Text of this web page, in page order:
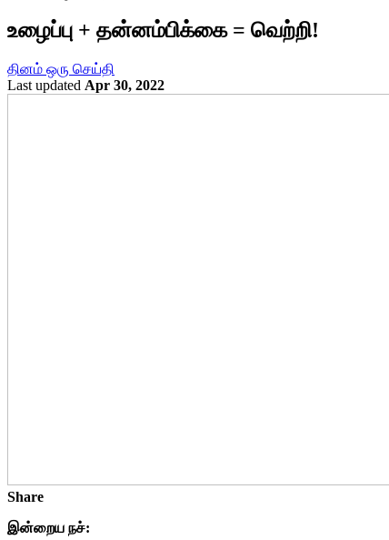
உழைப்பு + தன்னம்பிக்கை = வெற்றி!
தினம் ஒரு செய்தி
Last updated Apr 30, 2022
Share
இன்றைய நச்: